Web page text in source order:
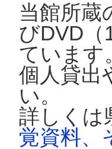
当館所蔵
びDVD
ています
個人貸出
い。
詳しくは
覚資料、